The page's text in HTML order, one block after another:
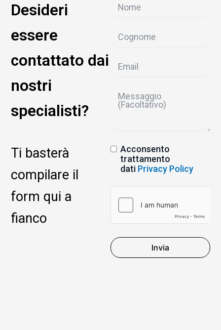
Desideri
essere
contattato dai
nostri
specialisti?
Ti basterà
compilare il
form qui a
fianco
Acconsento
trattamento
dati Privacy Policy
Invia